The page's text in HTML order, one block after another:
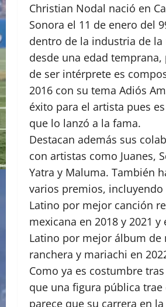
Christian Nodal nació en
Sonora el 11 de enero del
dentro de la industria de la
desde una edad temprana,
de ser intérprete es
2016 con su tema Adiós
éxito para el artista pues
que lo lanzó a la fama.
Destacan además sus
con artistas como Juanes,
Yatra y Maluma. También
varios premios, incluyendo
Latino por mejor canción
mexicana en 2018 y 2021 y
Latino por mejor álbum de
ranchera y mariachi en
Como ya es costumbre
que una figura pública trae
parece que su carrera en